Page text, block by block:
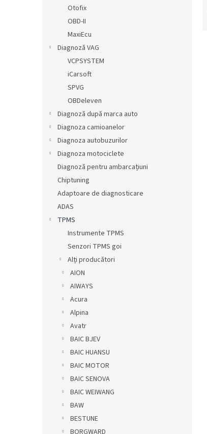
Otofix
OBD-II
MaxiEcu
Diagnoză VAG
VCPSYSTEM
iCarsoft
SPVG
OBDeleven
Diagnoză după marca auto
Diagnoza camioanelor
Diagnoza autobuzurilor
Diagnoza motociclete
Diagnoză pentru ambarcațiuni
Chiptuning
Adaptoare de diagnosticare
ADAS
TPMS
Instrumente TPMS
Senzori TPMS goi
Alți producători
AION
AIWAYS
Acura
Alpina
Avatr
BAIC BJEV
BAIC HUANSU
BAIC MOTOR
BAIC SENOVA
BAIC WEIWANG
BAW
BESTUNE
BORGWARD